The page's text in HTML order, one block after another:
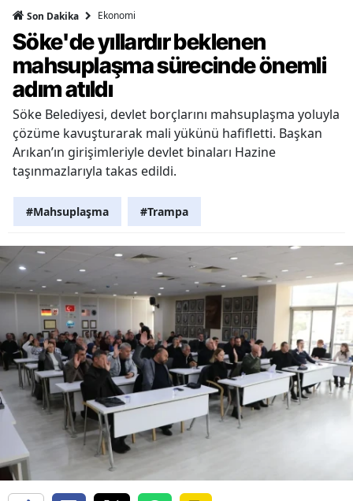
Son Dakika Ekonomi
Söke'de yıllardır beklenen
mahsuplaşma sürecinde önemli
adım atıldı
Söke Belediyesi, devlet borçlarını mahsuplaşma yoluyla
çözüme kavuşturarak mali yükünü hafifletti. Başkan
Arıkan’ın girişimleriyle devlet binaları Hazine
taşınmazlarıyla takas edildi.
#Mahsuplaşma #Trampa